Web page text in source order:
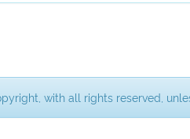
with all rights reserved,